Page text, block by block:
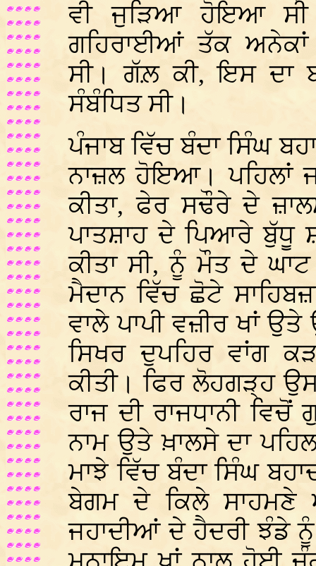
ਵੀ ਜੁੜਿਆ ਹੋਇਆ
ਗਹਿਰਾਈਆਂ ਤੱਕ ਅਨੇਕਾਂ
ਸੀ। ਗੱਲ਼ ਕੀ, ਇਸ ਦਾ
ਸੰਬੰਧਿਤ ਸੀ।
ਪੰਜਾਬ ਵਿੱਚ ਬੰਦਾ ਸਿੰਘ
ਨਾਜ਼ਲ ਹੋਇਆ। ਪਹਿਲਾਂ
ਕੀਤਾ, ਫੇਰ ਸਢੌਰੇ ਦੇ
ਪਾਤਸ਼ਾਹ ਦੇ ਪਿਆਰੇ ਬੁੱਧੂ
ਕੀਤਾ ਸੀ, ਨੂੰ ਮੌਤ ਦੇ
ਮੈਦਾਨ ਵਿੱਚ ਛੋਟੇ
ਵਾਲੇ ਪਾਪੀ ਵਜ਼ੀਰ ਖਾਂ
ਸਿਖਰ ਦੁਪਹਿਰ ਵਾਂਗ
ਕੀਤੀ। ਫਿਰ ਲੋਹਗੜ੍ਹ
ਰਾਜ ਦੀ ਰਾਜਧਾਨੀ
ਨਾਮ ਉਤੇ ਖ਼ਾਲਸੇ ਦਾ
ਮਾਝੇ ਵਿੱਚ ਬੰਦਾ ਸਿੰਘ
ਬੇਗਮ ਦੇ ਕਿਲੇ ਸਾਹਮਣੇ
ਜਹਾਦੀਆਂ ਦੇ ਹੈਦਰੀ ਝੰਡੇ